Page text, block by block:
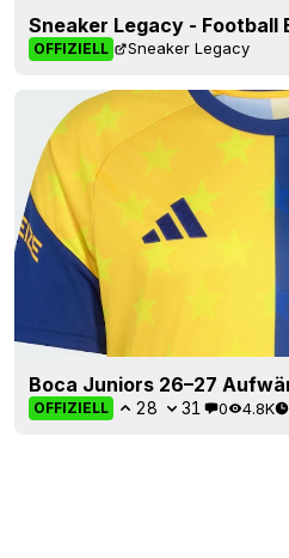
Boca Juniors 26–27
OFFIZIELL